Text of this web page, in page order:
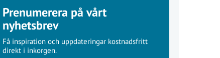
Prenumerera på vårt
nyhetsbrev
Få inspiration och uppdateringar kostnadsfritt
direkt i inkorgen.